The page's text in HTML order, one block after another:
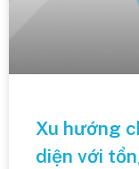
Xu hướng
diện với